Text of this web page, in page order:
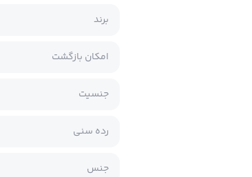
برند
امکان بازگشت
جنسیت
رده سنی
جنس